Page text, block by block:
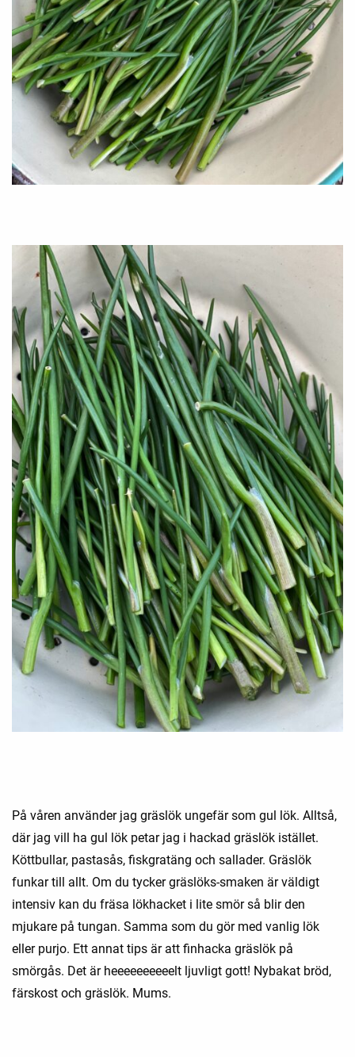
På våren använder jag gräslök ungefär som gul lök. Alltså,
där jag vill ha gul lök petar jag i hackad gräslök istället.
Köttbullar, pastasås, fiskgratäng och sallader. Gräslök
funkar till allt. Om du tycker gräslöks-smaken är väldigt
intensiv kan du fräsa lökhacket i lite smör så blir den
mjukare på tungan. Samma som du gör med vanlig lök
eller purjo. Ett annat tips är att finhacka gräslök på
smörgås. Det är heeeeeeeeeelt ljuvligt gott! Nybakat bröd,
färskost och gräslök. Mums.